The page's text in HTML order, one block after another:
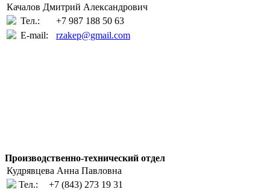
Качалов Дмитрий Александрович
Тел.:
+7 987 188 50 63
E-mail:
rzakep@gmail.com
Производственно-технический отдел
Кудрявцева Анна Павловна
Тел.:
+7 (843) 273 19 31